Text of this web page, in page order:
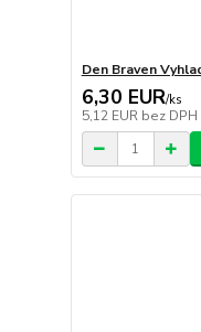
Den Braven
6,30 EUR/ks
5,12 EUR bez DPH